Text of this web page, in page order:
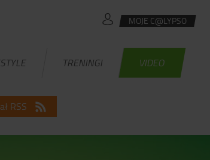
MOJE C@LYPSO
TRENINGI VIDEO
RSS